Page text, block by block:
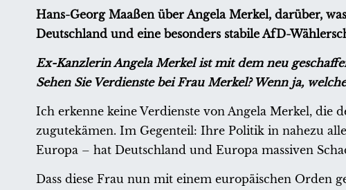
Hans-Georg Maaßen über Angela Merkel, darüber,
Deutschland und eine besonders stabile AfD-
Ex-Kanzlerin Angela Merkel ist mit dem neu
Sehen Sie Verdienste bei Frau Merkel? Wenn ja,
Ich erkenne keine Verdienste von Angela Merkel, die
zugutekämen. Im Gegenteil: Ihre Politik in nahezu
Europa – hat Deutschland und Europa massiven
Dass diese Frau nun mit einem europäischen Orden